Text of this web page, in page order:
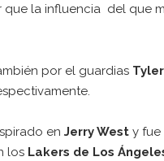
que la influencia del que
por el guardias
en Jerry West y fue
los Lakers de Los